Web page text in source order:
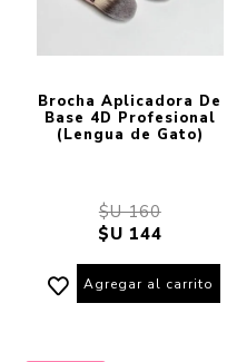
Brocha Aplicadora De
Base 4D Profesional
(Lengua de Gato)
$U 160
$U 144
Agregar al carrito